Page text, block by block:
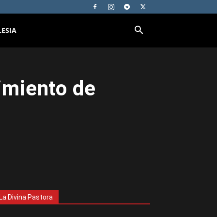
de
La Divina Pastora